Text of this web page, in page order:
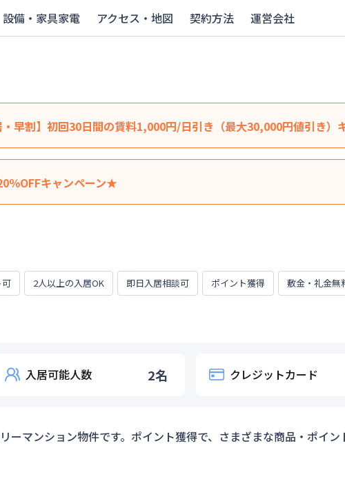
設備・家具家電 アクセス・地図 契約方法 運営会社
・早割】初回30日間の賃料1,000円/日引き（最大30,000円値引き）
間の賃料を表示賃料から1,000円/日 引きさせていただきます。（最大
賃料は割引適用外です。※延長・再契約の際は賃料の割引適用はなく
期間に応じて、他にも賃料半額・初期費用お値引き可能はお部屋もご
％OFFキャンペーン★
居かつ１か月（30日）以上ご利用のお客様
2人以上の入居OK 即日入居相談可 ポイント獲得 敷金・礼金無
入居可能人数 2名 クレジットカード
ーマンション物件です。ポイント獲得で、さまざまな商品・ポイン